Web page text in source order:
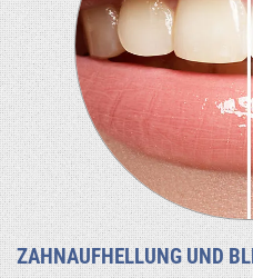
ZAHNAUFHELLUNG UND